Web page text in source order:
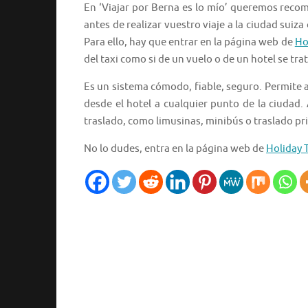
En ‘Viajar por Berna es lo mío’ queremos
antes de realizar vuestro viaje a la ciudad
Para ello, hay que entrar en la página web de
del taxi como si de un vuelo o de un hotel se
Es un sistema cómodo, fiable, seguro.
desde el hotel a cualquier punto de la
traslado, como limusinas, minibús o traslado
No lo dudes, entra en la página web de Holiday